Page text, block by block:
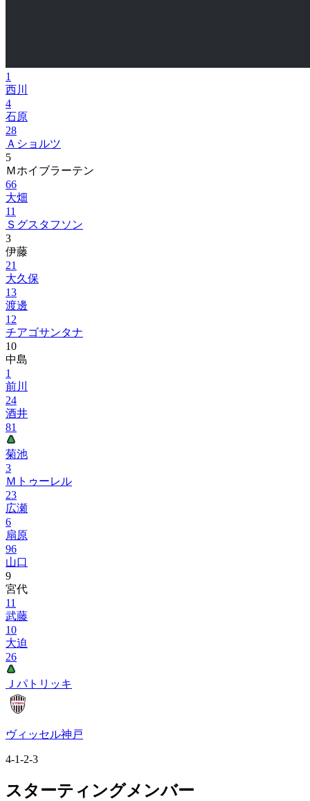
1
西川
4
石原
28
Ａショルツ
5
Ｍホイブラーテン
66
大畑
11
Ｓグスタフソン
3
伊藤
21
大久保
13
渡邊
12
チアゴサンタナ
10
中島
1
前川
24
酒井
81
菊池
3
Ｍトゥーレル
23
広瀬
6
扇原
96
山口
9
宮代
11
武藤
10
大迫
26
Ｊパトリッキ
ヴィッセル神戸
4-1-2-3
スターティングメンバー